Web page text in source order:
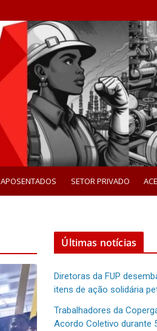
APOSENTADOS SETOR PRIVADO
Últimas notícias
Diretoras da FUP
itens de ação solidária
Trabalhadores da
Acordo Coletivo durante